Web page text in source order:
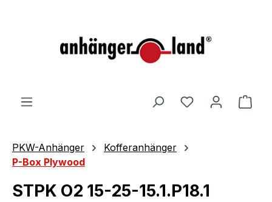
PKW-Anhänger
Kofferanhänger
P-Box Plywood
STPK O2 15-25-15.1.P18.1